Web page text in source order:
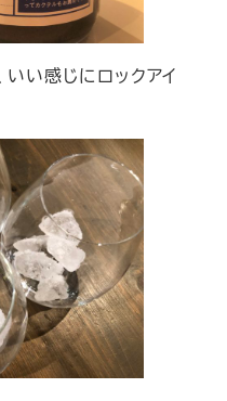
い感じにロックアイ